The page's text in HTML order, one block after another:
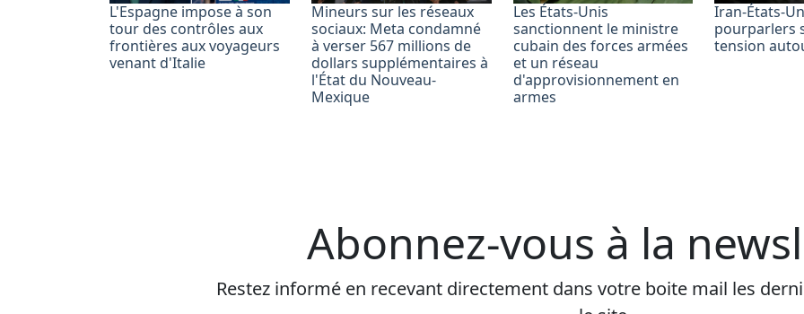
L'Espagne impose à son
tour des contrôles aux
frontières aux voyageurs
venant d'Italie
Mineurs sur les réseaux
sociaux: Meta condamné
à verser 567 millions de
dollars supplémentaires à
l'État du Nouveau-
Mexique
Les États-Unis
sanctionnent le ministre
cubain des forces armées
et un réseau
d'approvisionnement en
armes
Iran-États-
pourparlers
tension
Abonnez-vous à la
Restez informé en recevant directement dans votre boite mail les